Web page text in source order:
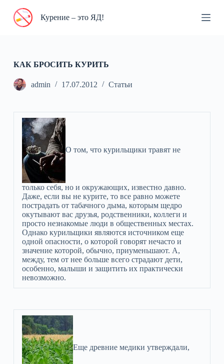
П
и
Курение – это ЯД!
КАК БРОСИТЬ КУРИТЬ
admin 17.07.2012 Статьи
О том, что курильщики травят не
только себя, но и окружающих, известно давно.
Даже, если вы не курите, то все равно можете
пострадать от табачного дыма, которым щедро
окутывают вас друзья, родственники, коллеги и
просто незнакомые люди в общественных местах.
Однако курильщики являются источником еще
одной опасности, о которой говорят нечасто и
значение которой, обычно, приуменьшают. А,
между, тем от нее больше всего страдают дети,
особенно, малыши и защитить их практически
невозможно.
Еще древние медики утверждали,